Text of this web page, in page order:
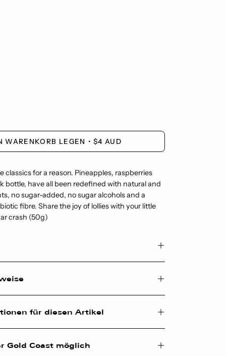
WARENKORB LEGEN $4 AUD
classics for a reason. Pineapples, raspberries
bottle, have all been redefined with natural and
no sugar-added, no sugar alcohols and a
fibre. Share the joy of lollies with your little
crash (50g)
für diesen Artikel
Gold Coast möglich